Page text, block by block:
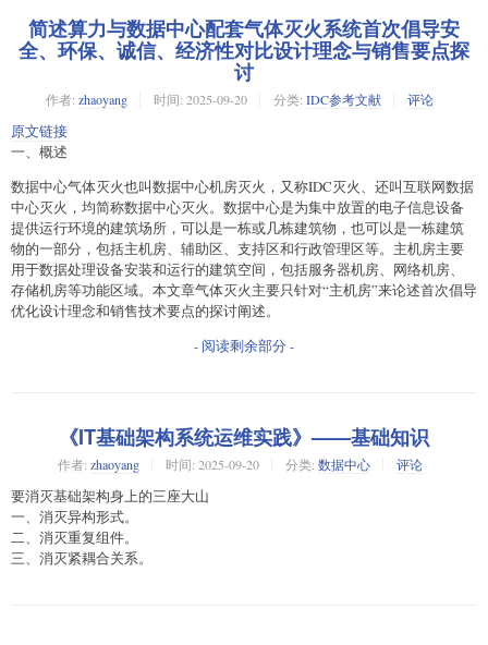
简述算力与数据中心配套气体灭火系统首次倡导安
全、环保、诚信、经济性对比设计理念与销售要点探
讨
作者: zhaoyang 时间: 2025-09-20 分类: IDC参考文献 评论
原文链接
一、概述
数据中心气体灭火也叫数据中心机房灭火，又称IDC灭火、还叫互联网数据
中心灭火，均简称数据中心灭火。数据中心是为集中放置的电子信息设备
提供运行环境的建筑场所，可以是一栋或几栋建筑物，也可以是一栋建筑
物的一部分，包括主机房、辅助区、支持区和行政管理区等。主机房主要
用于数据处理设备安装和运行的建筑空间，包括服务器机房、网络机房、
存储机房等功能区域。本文章气体灭火主要只针对“主机房”来论述首次倡导
优化设计理念和销售技术要点的探讨阐述。
- 阅读剩余部分 -
《IT基础架构系统运维实践》——基础知识
作者: zhaoyang 时间: 2025-09-20 分类: 数据中心 评论
要消灭基础架构身上的三座大山
一、消灭异构形式。
二、消灭重复组件。
三、消灭紧耦合关系。